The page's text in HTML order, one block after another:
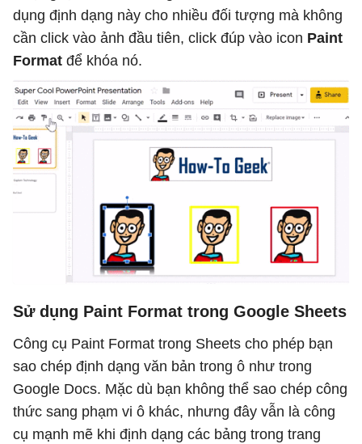
dụng định dạng này cho nhiều đối tượng mà không
cần click vào ảnh đầu tiên, click đúp vào icon Paint
Format để khóa nó.
Sử dụng Paint Format trong Google Sheets
Công cụ Paint Format trong Sheets cho phép bạn
sao chép định dạng văn bản trong ô như trong
Google Docs. Mặc dù bạn không thể sao chép công
thức sang phạm vi ô khác, nhưng đây vẫn là công
cụ mạnh mẽ khi định dạng các bảng trong trang